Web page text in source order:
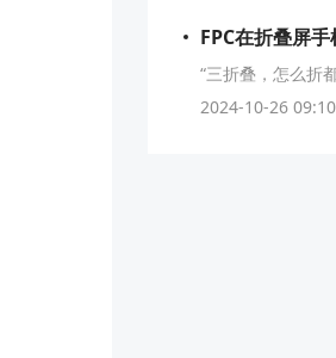
FPC在折叠屏
2024-10-26